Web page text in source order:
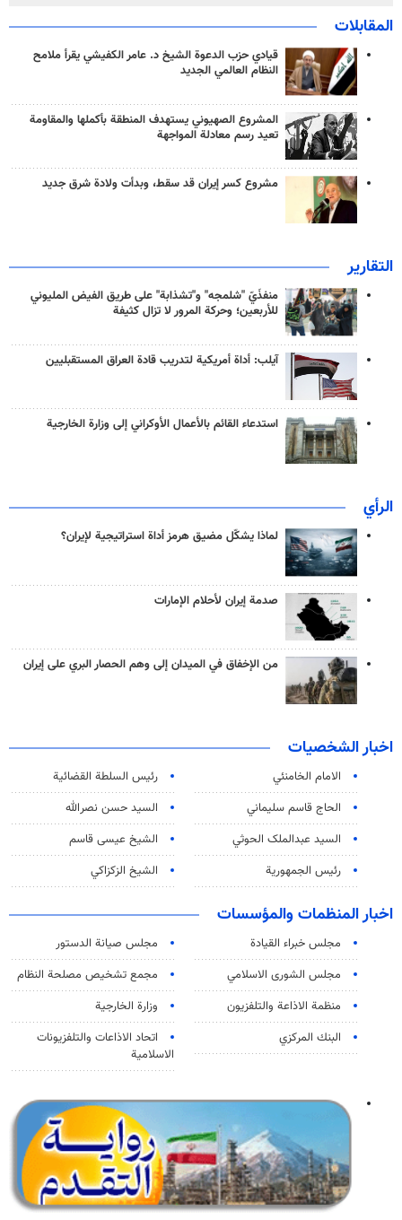
المقابلات
قيادي حزب الدعوة الشيخ د. عامر الكفيشي يقرأ ملامح
النظام العالمي الجديد
المشروع الصهيوني يستهدف المنطقة بأكملها والمقاومة
تعيد رسم معادلة المواجهة
مشروع كسر إيران قد سقط، وبدأت ولادة شرق جديد
التقارير
منفذَيّ "شلمجه" و"تشذابة" على طريق الفيض المليوني
للأربعين؛ وحركة المرور لا تزال كثيفة
آيلب: أداة أمريكية لتدريب قادة العراق المستقبليين
استدعاء القائم بالأعمال الأوكراني إلى وزارة الخارجية
الرأي
لماذا يشكّل مضيق هرمز أداة استراتيجية لإيران؟
صدمة إيران لأحلام الإمارات
من الإخفاق في الميدان إلى وهم الحصار البري على إيران
اخبار الشخصيات
الامام الخامنئي
رئیس السلطة القضائیة
الحاج قاسم سليماني
السيد حسن نصرالله
السید عبدالملک الحوثي
الشيخ عيسى قاسم
رئيس الجمهورية
الشيخ الزكزاكي
اخبار المنظمات والمؤسسات
مجلس خبراء القيادة
مجلس صيانة الدستور
مجلس الشورى الاسلامي
مجمع تشخيص مصلحة النظام
منظمة الاذاعة والتلفزیون
وزارة الخارجية
البنك المركزي
اتحاد الاذاعات والتلفزيونات
الاسلامية